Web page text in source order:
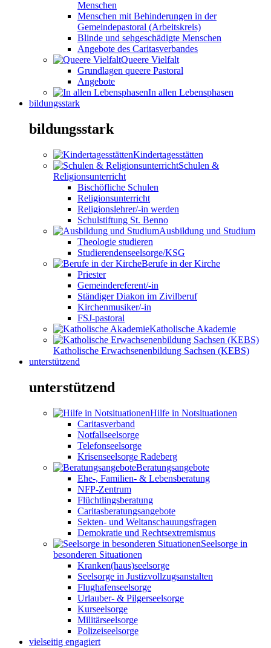
Menschen
Menschen mit Behinderungen in der
Gemeindepastoral (Arbeitskreis)
Blinde und sehgeschädigte Menschen
Angebote des Caritasverbandes
Queere Vielfalt
Grundlagen queere Pastoral
Angebote
In allen Lebensphasen
bildungsstark
bildungsstark
Kindertagesstätten
Schulen &
Religionsunterricht
Bischöfliche Schulen
Religionsunterricht
Religionslehrer/-in werden
Schulstiftung St. Benno
Ausbildung und Studium
Theologie studieren
Studierendenseelsorge/KSG
Berufe in der Kirche
Priester
Gemeindereferent/-in
Ständiger Diakon im Zivilberuf
Kirchenmusiker/-in
FSJ-pastoral
Katholische Akademie
Katholische Erwachsenenbildung Sachsen (KEBS)
unterstützend
unterstützend
Hilfe in Notsituationen
Caritasverband
Notfallseelsorge
Telefonseelsorge
Krisenseelsorge Radeberg
Beratungsangebote
Ehe-, Familien- & Lebensberatung
NFP-Zentrum
Flüchtlingsberatung
Caritasberatungsangebote
Sekten- und Weltanschauungsfragen
Demokratie und Rechtsextremismus
Seelsorge in
besonderen Situationen
Kranken(haus)seelsorge
Seelsorge in Justizvollzugsanstalten
Flughafenseelsorge
Urlauber- & Pilgerseelsorge
Kurseelsorge
Militärseelsorge
Polizeiseelsorge
vielseitig engagiert